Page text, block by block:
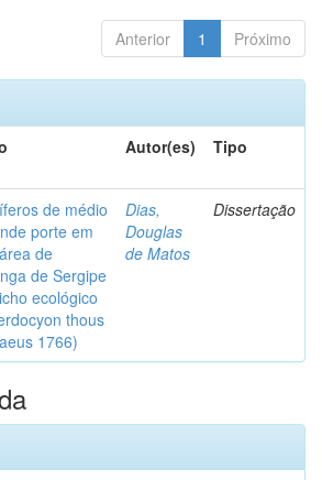
Anterior 1 Próximo
Autor(es) Tipo
de médio
porte em
de
de Sergipe
ecológico
thous
1766)
Dias,
Douglas
de Matos
Dissertação